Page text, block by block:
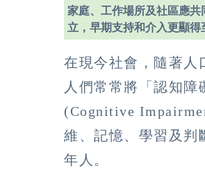
家庭、工作場所及社區應
立，早期支持和介入更顯得
在現今社會，隨著人
人們常常將「認知
(Cognitive
維、記憶、學習及判
年人。